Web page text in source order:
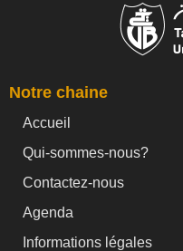
Notre chaine
Accueil
Qui-sommes-nous?
Contactez-nous
Agenda
Informations légales